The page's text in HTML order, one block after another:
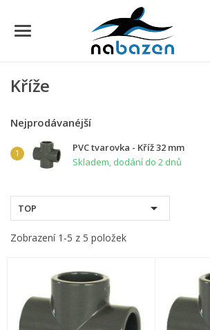
Kříže
Nejprodávanéjší
PVC tvarovka - Kříž 32 mm
Skladem, dodání do 2 dnů
TOP 
Zobrazení 1-5 z 5 položek